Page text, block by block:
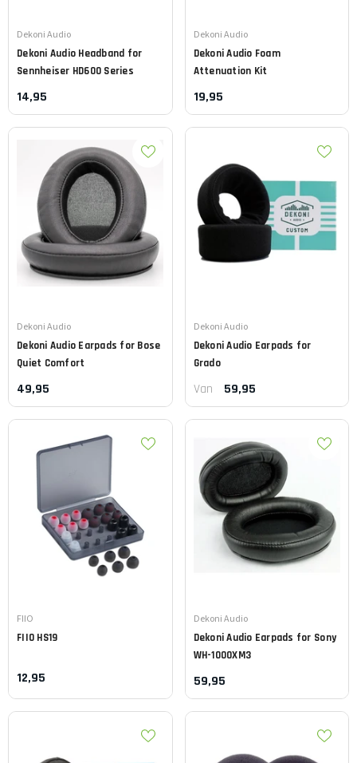
Leverancier:
Dekoni Audio
Dekoni Audio Headband for
Sennheiser HD600 Series
14,95
Leverancier:
Dekoni Audio
Dekoni Audio Foam
Attenuation Kit
19,95
Leverancier:
Dekoni Audio
Dekoni Audio Earpads for Bose
Quiet Comfort
49,95
Leverancier:
Dekoni Audio
Dekoni Audio Earpads for
Grado
Van 59,95
Leverancier:
FIIO
FIIO HS19
12,95
Leverancier:
Dekoni Audio
Dekoni Audio Earpads for Sony
WH-1000XM3
59,95